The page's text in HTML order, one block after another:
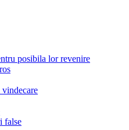
posibila lor revenire
vindecare
false